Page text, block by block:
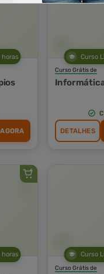
horas Curso
Curso Grátis de
DETALHES
horas Curso
Curso Grátis de